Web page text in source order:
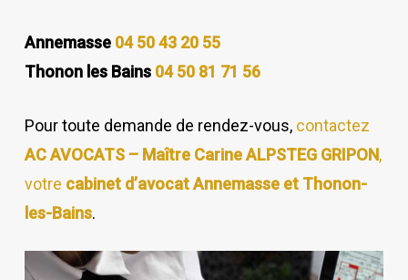
Annemasse 04 50 43 20 55
Thonon les Bains 04 50 81 71 56
Pour toute demande de rendez-vous, contactez
AC AVOCATS – Maître Carine ALPSTEG GRIPON,
votre cabinet d’avocat Annemasse et Thonon-
les-Bains.